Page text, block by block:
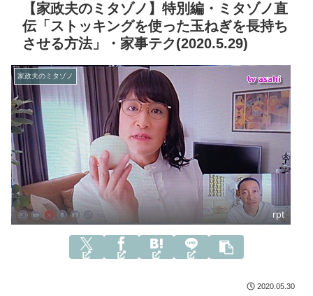
【家政夫のミタゾノ】特別編・ミタゾノ直
伝「ストッキングを使った玉ねぎを長持ち
させる方法」・家事テク(2020.5.29)
家政夫のミタゾノ
rpt
2020.05.30